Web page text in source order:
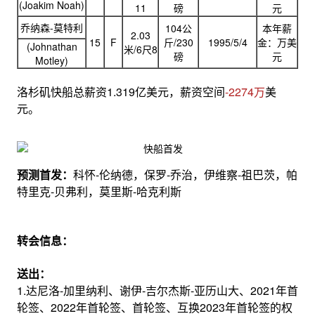
11
磅
元
(Joakim Noah)
乔纳森-莫特利
15
F
2.03
米/6尺8
104公
斤/230
磅
1995/5/4
本年薪
金：万美
元
(Johnathan
Motley)
洛杉矶快船总薪资1.319亿美元，薪资空间-2274万美
元。
预测首发： 科怀-伦纳德，保罗-乔治，伊维察-祖巴茨，帕
特里克-贝弗利，莫里斯-哈克利斯
转会信息：
送出：
1.达尼洛-加里纳利、谢伊-吉尔杰斯-亚历山大、2021年首
轮签、2022年首轮签、首轮签、互换2023年首轮签的权